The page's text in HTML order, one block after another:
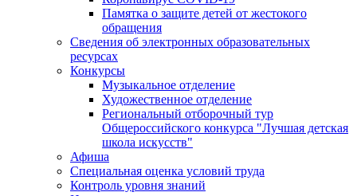
Памятка о защите детей от жестокого
обращения
Сведения об электронных образовательных
ресурсах
Конкурсы
Музыкальное отделение
Художественное отделение
Региональный отборочный тур
Общероссийского конкурса "Лучшая детская
школа искусств"
Афиша
Специальная оценка условий труда
Контроль уровня знаний